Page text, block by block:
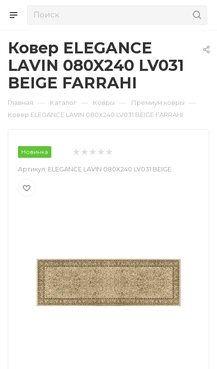
Ковер ELEGANCE
LAVIN 080X240 LV031
BEIGE FARRAHI
Главная — Каталог — Ковры — Премиум ковры —
Ковер ELEGANCE LAVIN 080X240 LV031 BEIGE FARRAHI
Новинка
Артикул: ELEGANCE LAVIN 080X240 LV031 BEIGE